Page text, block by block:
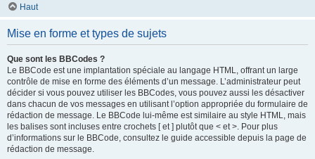
Haut
Mise en forme et types de sujets
Que sont les BBCodes ?
Le BBCode est une implantation spéciale au langage HTML, offrant un large
contrôle de mise en forme des éléments d’un message. L’administrateur peut
décider si vous pouvez utiliser les BBCodes, vous pouvez aussi les désactiver
dans chacun de vos messages en utilisant l’option appropriée du formulaire de
rédaction de message. Le BBCode lui-même est similaire au style HTML, mais
les balises sont incluses entre crochets [ et ] plutôt que < et >. Pour plus
d’informations sur le BBCode, consultez le guide accessible depuis la page de
rédaction de message.